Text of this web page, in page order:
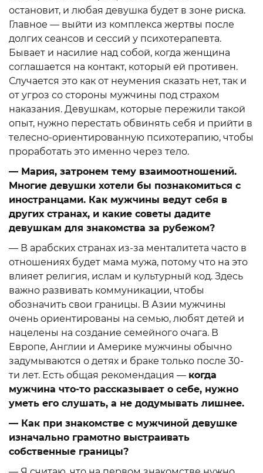
остановит, и любая девушка будет в зоне риска.
Главное — выйти из комплекса жертвы после
долгих сеансов и сессий у психотерапевта.
Бывает и насилие над собой, когда женщина
соглашается на контакт, который ей противен.
Случается это как от неумения сказать нет, так и
от угроз со стороны мужчины под страхом
наказания. Девушкам, которые пережили такой
опыт, нужно перестать обвинять себя и прийти в
телесно-ориентированную психотерапию, чтобы
проработать это именно через тело.
— Мария, затронем тему взаимоотношений.
Многие девушки хотели бы познакомиться с
иностранцами. Как мужчины ведут себя в
других странах, и какие советы дадите
девушкам для знакомства за рубежом?
— В арабских странах из-за менталитета часто в
отношениях будет мама мужа, потому что на это
влияет религия, ислам и культурный код. Здесь
важно развивать коммуникации, чтобы
обозначить свои границы. В Азии мужчины
очень ориентированы на семью, любят детей и
нацелены на создание семейного очага. В
Европе, Англии и Америке мужчины обычно
задумываются о детях и браке только после 30-
ти лет. Есть общая рекомендация — когда
мужчина что-то рассказывает о себе, нужно
уметь его слушать, а не додумывать лишнее.
— Как при знакомстве с мужчиной девушке
изначально грамотно выстраивать
собственные границы?